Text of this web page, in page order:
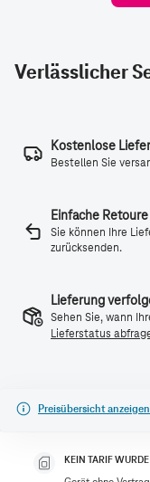
Verlässlicher
Kostenlose
Bestellen Sie
Einfache Retoure
Sie können Ihre
zurücksenden.
Lieferung
Sehen Sie, wann
Lieferstatus
Preisübersicht anzeigen
KEIN TARIF